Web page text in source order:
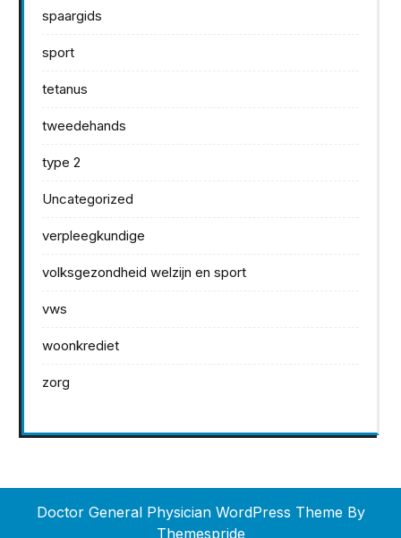
spaargids
sport
tetanus
tweedehands
type 2
Uncategorized
verpleegkundige
volksgezondheid welzijn en sport
vws
woonkrediet
zorg
Doctor General Physician WordPress ThemeBy
Themespride